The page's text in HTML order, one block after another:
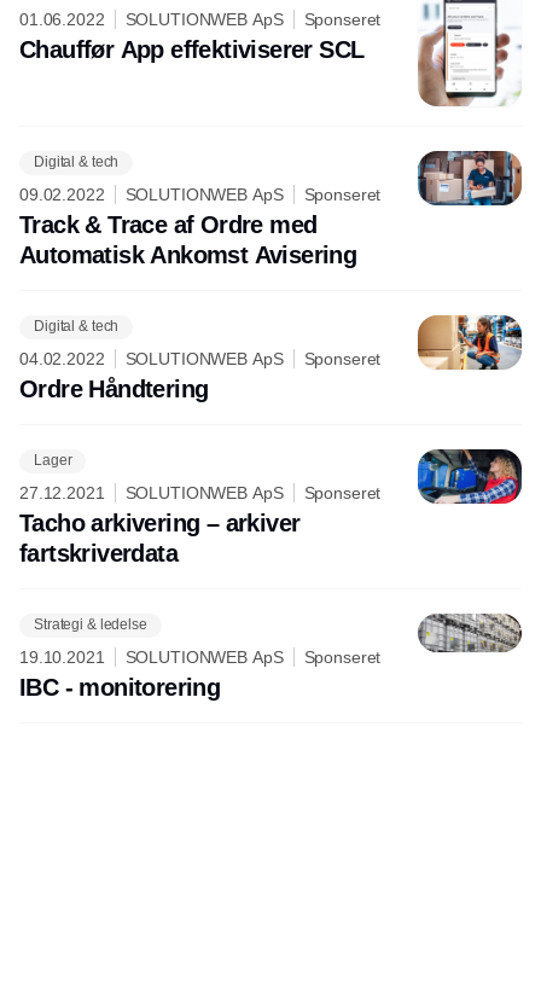
01.06.2022 SOLUTIONWEB ApS Sponseret
Chauffør App effektiviserer SCL
Digital & tech
09.02.2022 SOLUTIONWEB ApS Sponseret
Track & Trace af Ordre med
Automatisk Ankomst Avisering
Digital & tech
04.02.2022 SOLUTIONWEB ApS Sponseret
Ordre Håndtering
Lager
27.12.2021 SOLUTIONWEB ApS Sponseret
Tacho arkivering – arkiver
fartskriverdata
Strategi & ledelse
19.10.2021 SOLUTIONWEB ApS Sponseret
IBC - monitorering